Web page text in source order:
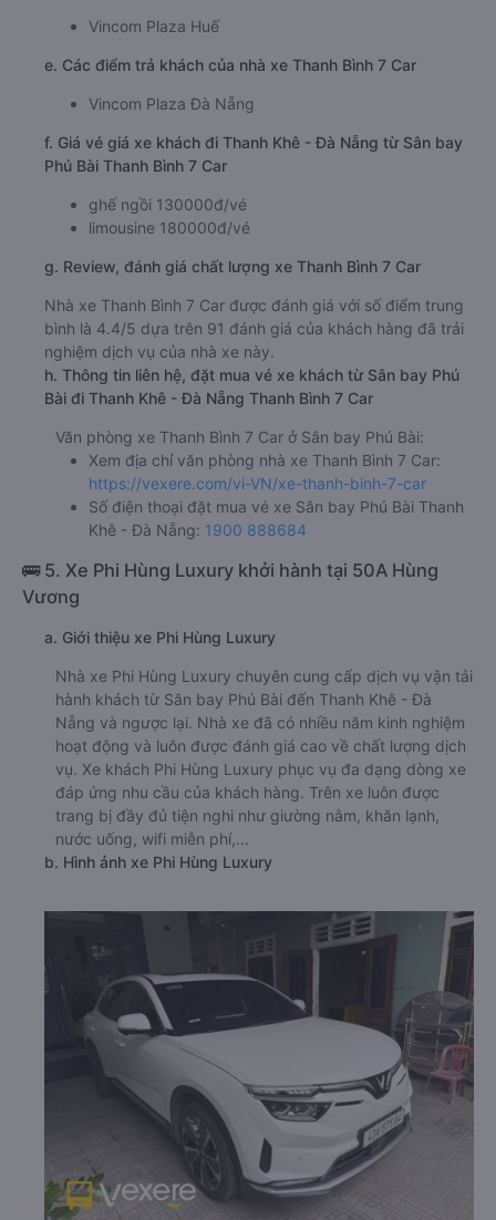
Vincom Plaza Huế
e. Các điểm trả khách của nhà xe Thanh Bình 7 Car
Vincom Plaza Đà Nẵng
f. Giá vé giá xe khách đi Thanh Khê - Đà Nẵng từ Sân bay
Phú Bài Thanh Bình 7 Car
ghế ngồi 130000đ/vé
limousine 180000đ/vé
g. Review, đánh giá chất lượng xe Thanh Bình 7 Car
Nhà xe Thanh Bình 7 Car được đánh giá với số điểm trung
bình là 4.4/5 dựa trên 91 đánh giá của khách hàng đã trải
nghiệm dịch vụ của nhà xe này.
h. Thông tin liên hệ, đặt mua vé xe khách từ Sân bay Phú
Bài đi Thanh Khê - Đà Nẵng Thanh Bình 7 Car
Văn phòng xe Thanh Bình 7 Car ở Sân bay Phú Bài:
Xem địa chỉ văn phòng nhà xe Thanh Bình 7 Car:
https://vexere.com/vi-VN/xe-thanh-binh-7-car
Số điện thoại đặt mua vé xe Sân bay Phú Bài Thanh
Khê - Đà Nẵng: 1900 888684
🚌 5. Xe Phi Hùng Luxury khởi hành tại 50A Hùng
Vương
a. Giới thiệu xe Phi Hùng Luxury
Nhà xe Phi Hùng Luxury chuyên cung cấp dịch vụ vận tải
hành khách từ Sân bay Phú Bài đến Thanh Khê - Đà
Nẵng và ngược lại. Nhà xe đã có nhiều năm kinh nghiệm
hoạt động và luôn được đánh giá cao về chất lượng dịch
vụ. Xe khách Phi Hùng Luxury phục vụ đa dạng dòng xe
đáp ứng nhu cầu của khách hàng. Trên xe luôn được
trang bị đầy đủ tiện nghi như giường nằm, khăn lạnh,
nước uống, wifi miễn phí,...
b. Hình ảnh xe Phi Hùng Luxury